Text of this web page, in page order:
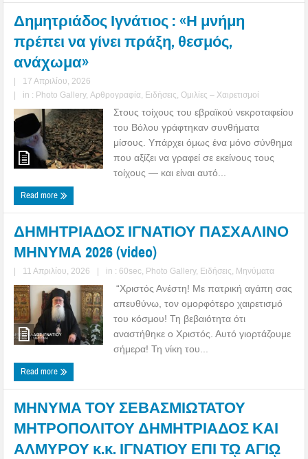
Δημητριάδος Ιγνάτιος : «Η μνήμη
πρέπει να γίνει πράξη, θεσμός,
ανάχωμα»
|
17 Απριλίου, 2026
|
in : Photo Gallery,Αρθρογραφία Ειδήσεις ,Ομιλίες – Χαιρετισμοί
Στους τοίχους του εβραϊκού νεκροταφείου
του Βόλου γράφτηκαν συνθήματα
μίσους. Υπάρχει όμως ένα μόνο σύνθημα
που αξίζει να γραφεί σε εκείνους τους
τοίχους — και είναι αυτό...
Read more
ΔΗΜΗΤΡΙΑΔΟΣ ΙΓΝΑΤΙΟΥ ΠΑΣΧΑΛΙΝΟ
ΜΗΝΥΜΑ 2026 (video)
| 11 Απριλίου, 2026 | in : 60sec Photo Gallery, Ειδήσεις Μηνύματα
“Χριστός Ανέστη! Με πατρική αγάπη σας
απευθύνω, τον ομορφότερο χαιρετισμό
του κόσμου! Τη βεβαιότητα ότι
αναστήθηκε ο Χριστός. Αυτό γιορτάζουμε
σήμερα! Τη νίκη του...
Read more
ΜΗΝΥΜΑ ΤΟΥ ΣΕΒΑΣΜΙΩΤΑΤΟΥ
ΜΗΤΡΟΠΟΛΙΤΟΥ ΔΗΜΗΤΡΙΑΔΟΣ ΚΑΙ
ΑΛΜΥΡΟΥ κ.κ. ΙΓΝΑΤΙΟΥ ΕΠΙ Τῼ ΑΓΙῼ